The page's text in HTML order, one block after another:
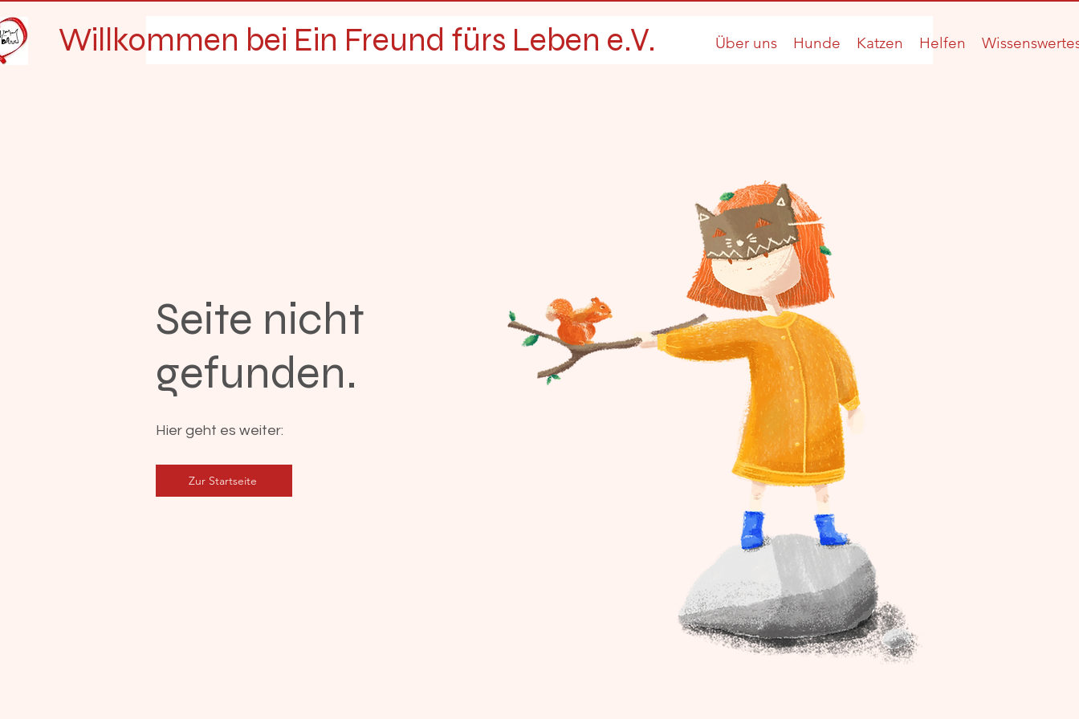
Willkommen bei Ein Freund fürs Leben e.V. Über uns Hunde Katzen Helfen
Seite nicht
gefunden.
Hier geht es weiter:
Zur Startseite